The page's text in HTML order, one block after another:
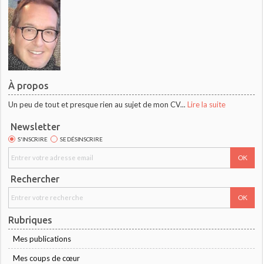
À propos
Un peu de tout et presque rien au sujet de mon CV... Lire la suite
Newsletter
S'INSCRIRE SE DÉSINSCRIRE
Rechercher
Rubriques
Mes publications
Mes coups de cœur